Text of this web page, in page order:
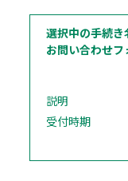
選択中の手続き
お問い合わせフ
説明
受付時期